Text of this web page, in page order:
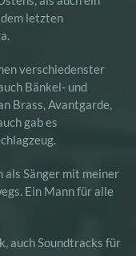
letzten
verschiedenster
Bänkel- und
Brass, Avantgarde,
gab es
als Sänger mit meiner
Ein Mann für alle
auch Soundtracks für